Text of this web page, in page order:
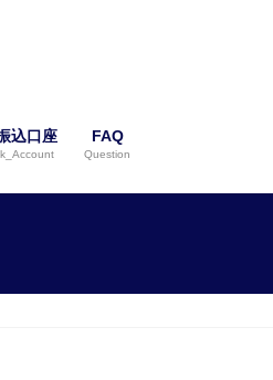
込口座 FAQ
Question